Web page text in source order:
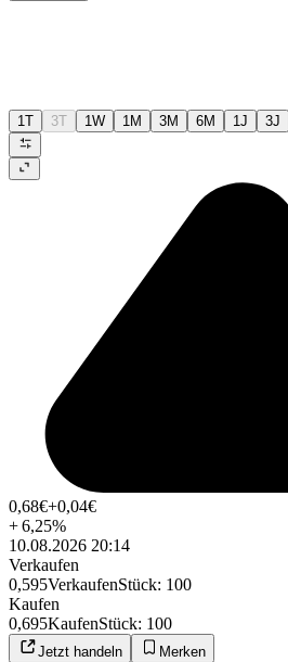
1T 3T 1W 1M 3M 6M 1J 3J
0,68€+0,04€
+6,25%
10.08.2026 20:14
Verkaufen
0,595VerkaufenStück: 100
Kaufen
0,695KaufenStück: 100
Jetzt handeln Merken